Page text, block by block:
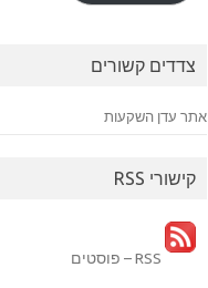
צדדים קשורים
אתר עדן השקעות
קישורי RSS